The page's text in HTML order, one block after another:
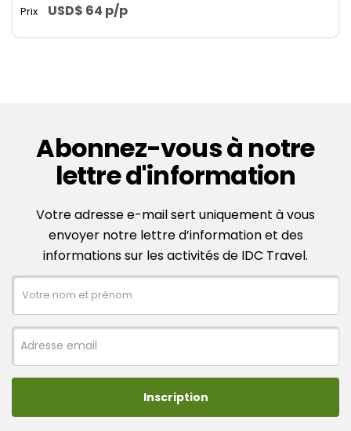
Prix USD$ 64 p/p
Abonnez-vous à notre
lettre d'information
Votre adresse e-mail sert uniquement à vous
envoyer notre lettre d’information et des
informations sur les activités de IDC Travel.
Inscription